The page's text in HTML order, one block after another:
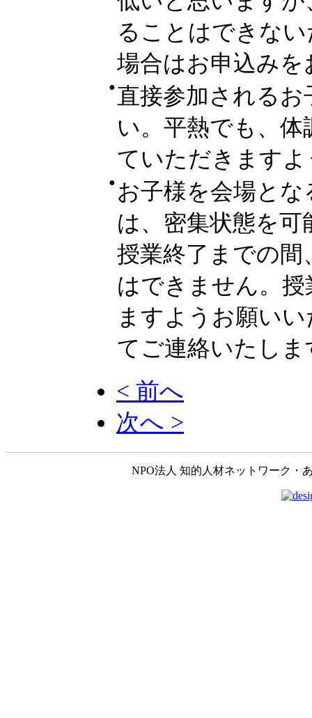
ることはできな
場合はお申込み
● 直接参加される
い。平熱でも、
ていただきます
● お子様を会場と
は、密集状態を
授業終了までの
はできません。
ますようお願い
てご連絡いたしま
< 前へ
次へ >
NPO法人 知的人材ネットワーク・